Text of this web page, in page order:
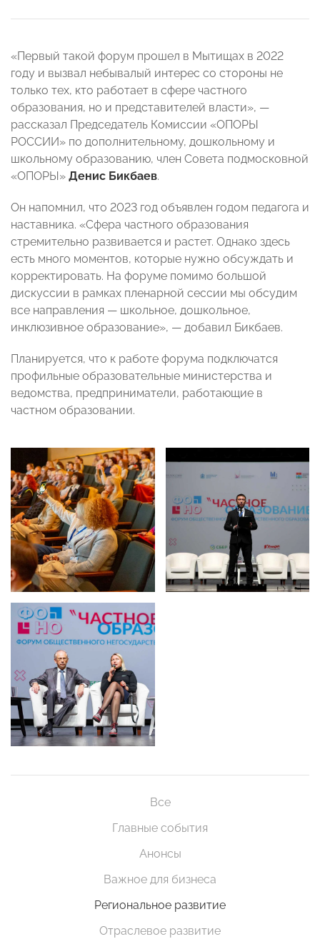
«Первый такой форум прошел в Мытищах в 2022
году и вызвал небывалый интерес со стороны не
только тех, кто работает в сфере частного
образования, но и представителей власти», —
рассказал Председатель Комиссии «ОПОРЫ
РОССИИ» по дополнительному, дошкольному и
школьному образованию, член Совета подмосковной
«ОПОРЫ» Денис Бикбаев.
Он напомнил, что 2023 год объявлен годом педагога и
наставника. «Сфера частного образования
стремительно развивается и растет. Однако здесь
есть много моментов, которые нужно обсуждать и
корректировать. На форуме помимо большой
дискуссии в рамках пленарной сессии мы обсудим
все направления — школьное, дошкольное,
инклюзивное образование», — добавил Бикбаев.
Планируется, что к работе форума подключатся
профильные образовательные министерства и
ведомства, предприниматели, работающие в
частном образовании.
Все
Главные события
Анонсы
Важное для бизнеса
Региональное развитие
Отраслевое развитие